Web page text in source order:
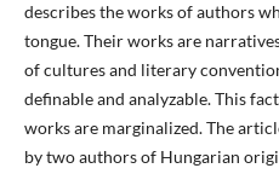
describes the works of authors
tongue. Their works are
of cultures and literary
definable and analyzable. This
works are marginalized. The
by two authors of Hungarian